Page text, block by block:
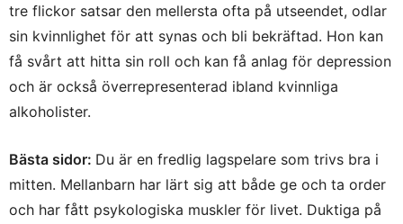
tre flickor satsar den mellersta ofta på utseendet, odlar
sin kvinnlighet för att synas och bli bekräftad. Hon kan
få svårt att hitta sin roll och kan få anlag för depression
och är också överrepresenterad ibland kvinnliga
alkoholister.
Bästa sidor: Du är en fredlig lagspelare som trivs bra i
mitten. Mellanbarn har lärt sig att både ge och ta order
och har fått psykologiska muskler för livet. Duktiga på